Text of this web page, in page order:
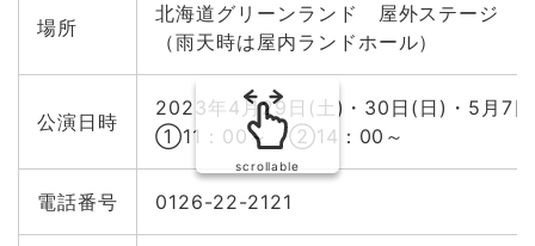
ングプラザギャラリー北円山会場
5月6日(土) ひろがるスカイ！プリキュア ショー＠STVハ
5月6日(土) ウルトラマンデッカー撮影会＠インターヴィ
レッジ大曲
5月7日(日) 王様戦隊キングオージャー ショー＠北海道マ
イホームセンター北会場
5月7日(日) ウルトラセブンクイズ大会＠インターヴィレッ
ジ大曲
場所
北海道グリーンランド 屋外ステージ
（雨天時は屋内ランドホール）
公演日時
2023年4月29日(土)・30日(日)・5月7
①11：00～ ②14：00～
電話番号 0126-22-2121
scrollable